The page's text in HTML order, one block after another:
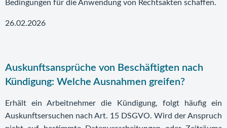
Bedingungen für die Anwendung von Rechtsakten schaffen.
26.02.2026
Auskunftsansprüche von Beschäftigten nach
Kündigung: Welche Ausnahmen greifen?
Erhält ein Arbeitnehmer die Kündigung, folgt häufig ein
Auskunftsersuchen nach Art. 15 DSGVO. Wird der Anspruch